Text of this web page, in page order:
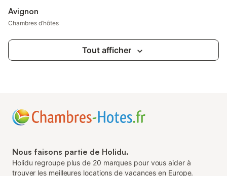
Avignon
Chambres d’hôtes
Tout afficher
Nous faisons partie de Holidu.
Holidu regroupe plus de 20 marques pour vous aider à
trouver les meilleures locations de vacances en Europe.